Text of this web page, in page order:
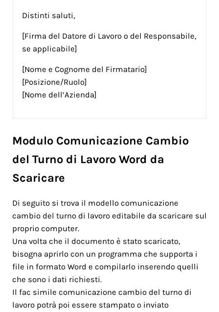
Distinti saluti,
[Firma del Datore di Lavoro o del Responsabile,
se applicabile]
[Nome e Cognome del Firmatario]
[Posizione/Ruolo]
[Nome dell’Azienda]
Modulo Comunicazione Cambio
del Turno di Lavoro Word da
Scaricare
Di seguito si trova il modello comunicazione
cambio del turno di lavoro editabile da scaricare sul
proprio computer.
Una volta che il documento è stato scaricato,
bisogna aprirlo con un programma che supporta i
file in formato Word e compilarlo inserendo quelli
che sono i dati richiesti.
Il fac simile comunicazione cambio del turno di
lavoro potrà poi essere stampato o inviato